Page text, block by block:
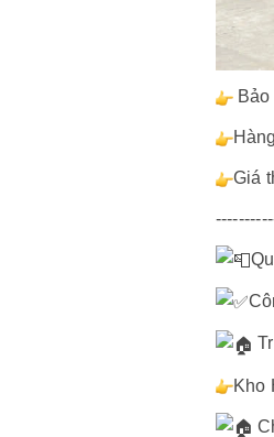
Bảo
Giá
Kho